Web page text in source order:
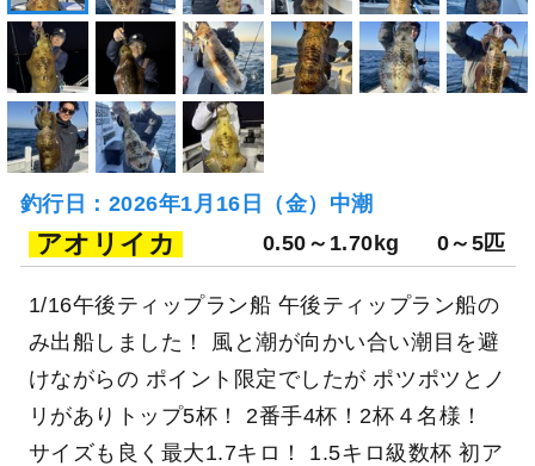
釣行日：2026年1月16日（金）中潮
アオリイカ 0.50～1.70kg 0～5匹
1/16午後ティップラン船 午後ティップラン船の
み出船しました！ 風と潮が向かい合い潮目を避
けながらの ポイント限定でしたが ポツポツとノ
リがありトップ5杯！ 2番手4杯！2杯４名様！
サイズも良く最大1.7キロ！ 1.5キロ級数杯 初ア